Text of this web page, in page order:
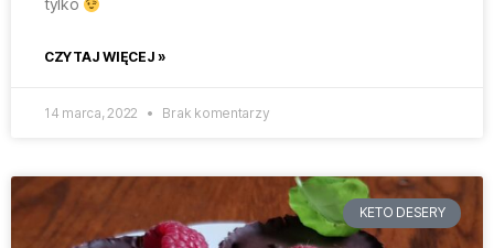
tylko
CZYTAJ WIĘCEJ »
14 marca, 2022 Brak komentarzy
KETO DESERY